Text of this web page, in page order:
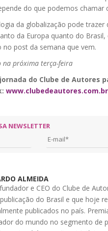
do que podemos chamar
da globalização pode
da Europa quanto do
no post da semana que vem.
na próxima terça-feira
do Clube de Autores
NEWSLETTER
ALMEIDA
e CEO do Clube de
do Brasil e que hoje
publicados no país.
do mundo no segmento de